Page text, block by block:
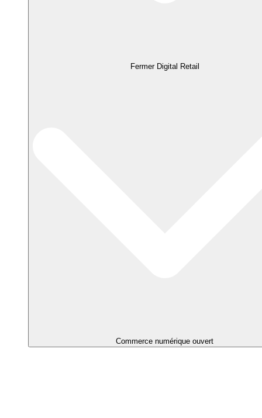
Fermer Digital Retail
Commerce numérique ouvert